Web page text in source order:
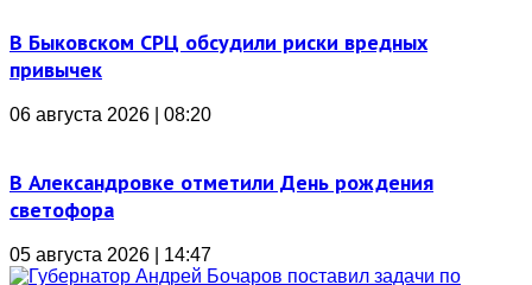
В Быковском СРЦ обсудили риски вредных
привычек
06 августа 2026 | 08:20
В Александровке отметили День рождения
светофора
05 августа 2026 | 14:47